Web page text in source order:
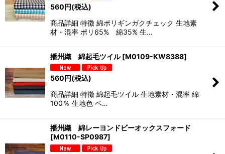
560円(税込)
商品詳細 特徴 綿ポリギンガクチェック 生地素
材・混率 ポリ65% 綿35% 生…
播州織 綿起毛ツイル [M0109-KW8388]
560円(税込)
商品詳細 特徴 綿起毛ツイル 生地素材・混率 綿
100％ 生地色 ベ…
播州織 綿レーヨンドビーオックスフォード
[M0110-SP0987]